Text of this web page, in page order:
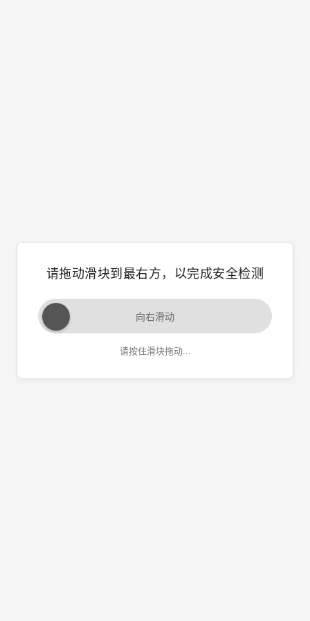
请拖动滑块到最右方，以完成安全检测
向右滑动
请按住滑块拖动...